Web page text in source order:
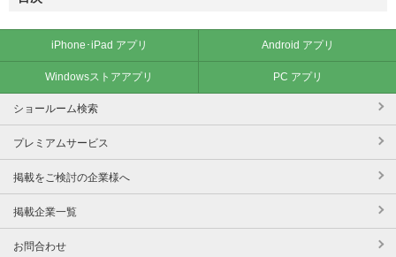
iPhone･iPad アプリ Android アプリ
Windowsストアアプリ PC アプリ
ショールーム検索
プレミアムサービス
掲載をご検討の企業様へ
掲載企業一覧
お問合わせ